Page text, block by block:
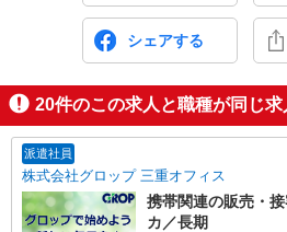
シェアする
20件のこの求人と職種が同じ求
派遣社員
株式会社グロップ 三重オフィス
携帯関連の販売・
カ／長期